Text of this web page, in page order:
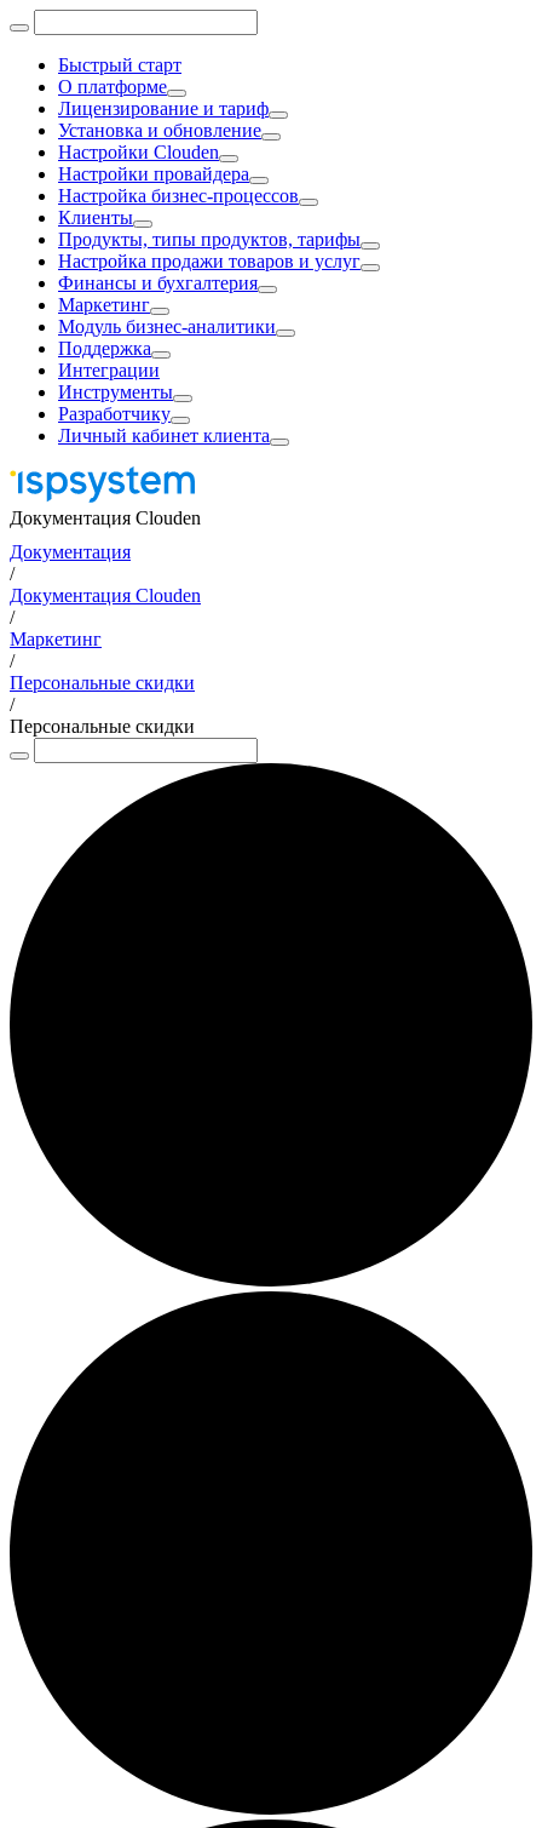
Быстрый старт
О платформе
Лицензирование и тариф
Установка и обновление
Настройки Clouden
Настройки провайдера
Настройка бизнес-процессов
Клиенты
Продукты, типы продуктов, тарифы
Настройка продажи товаров и услуг
Финансы и бухгалтерия
Маркетинг
Модуль бизнес-аналитики
Поддержка
Интеграции
Инструменты
Разработчику
Личный кабинет клиента
Документация Clouden
Документация
/
Документация Clouden
/
Маркетинг
/
Персональные скидки
/
Персональные скидки